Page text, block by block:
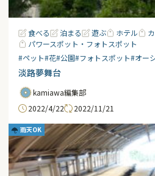
食べる 泊まる ホテル
遊ぶ
パワースポット・フォトスポット
#ペット#花#公園#フォトスポット#オー
淡路夢舞台
kamiawa編集部
2022/4/22
2022/11/21
雨天OK